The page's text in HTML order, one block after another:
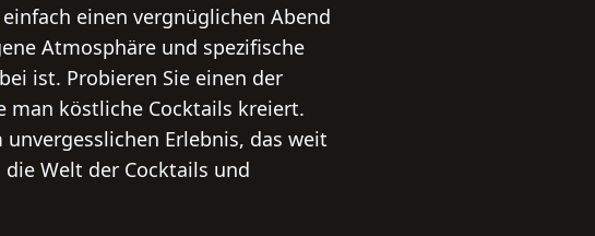
einen vergnüglichen Abend
Atmosphäre und spezifische
ist. Probieren Sie einen der
man köstliche Cocktails kreiert.
Erlebnis, das weit
Welt der Cocktails und